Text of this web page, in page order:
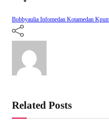
Bobbyaulia Infomedan Kotamedan
Related Posts